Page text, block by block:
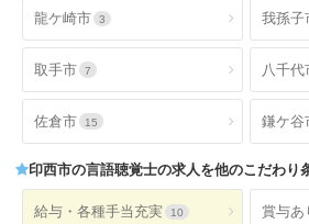
龍ケ崎市 3 我孫子
取手市 7 八千代
佐倉市 15 鎌ケ谷
印西市の言語聴覚士の求人を他のこだわり
給与・各種手当充実 10 賞与あ